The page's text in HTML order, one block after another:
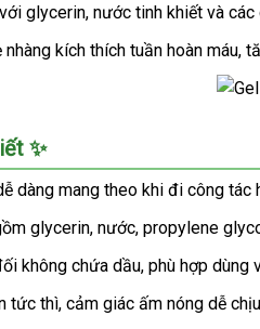
glycerin, nước tinh khiết và
kích thích tuần hoàn máu,
✨
dàng mang theo khi đi công tác
glycerin, nước, propylene
không chứa dầu, phù hợp dùng
tức thì, cảm giác ấm nóng dễ